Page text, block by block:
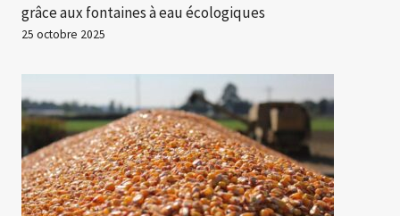
grâce aux fontaines à eau écologiques
25 octobre 2025